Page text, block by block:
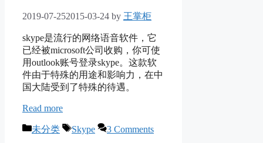
2019-07-252015-03-24 by 王掌柜
skype是流行的网络语音软件，它
已经被microsoft公司收购，你可使
用outlook账号登录skype。这款软
件由于特殊的用途和影响力，在中
国大陆受到了特殊的待遇。
Read more
Categories
未分类 Tags
Skype 3 Comments